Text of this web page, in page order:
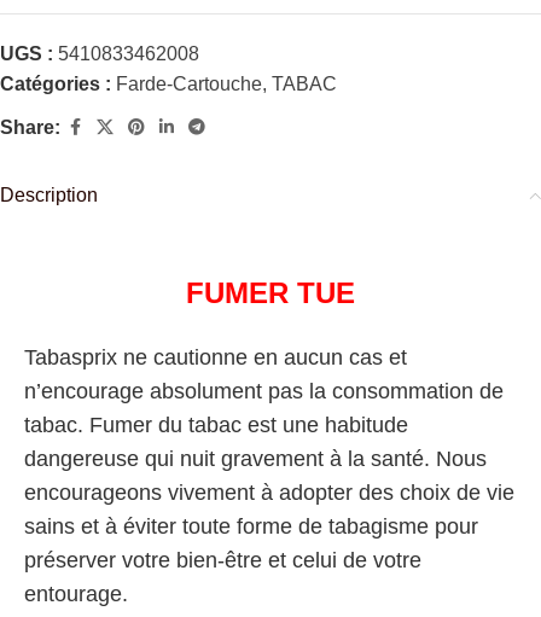
UGS : 5410833462008
Catégories : Farde-Cartouche, TABAC
Share:
Description
FUMER TUE
Tabasprix ne cautionne en aucun cas et
n’encourage absolument pas la consommation de
tabac. Fumer du tabac est une habitude
dangereuse qui nuit gravement à la santé. Nous
encourageons vivement à adopter des choix de vie
sains et à éviter toute forme de tabagisme pour
préserver votre bien-être et celui de votre
entourage.